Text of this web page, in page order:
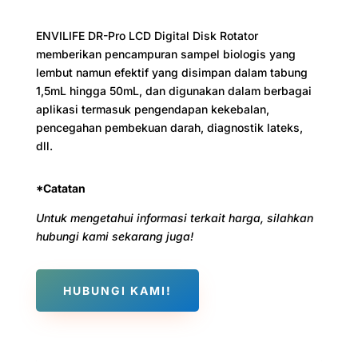
ENVILIFE DR-Pro LCD Digital Disk Rotator
memberikan pencampuran sampel biologis yang
lembut namun efektif yang disimpan dalam tabung
1,5mL hingga 50mL, dan digunakan dalam berbagai
aplikasi termasuk pengendapan kekebalan,
pencegahan pembekuan darah, diagnostik lateks,
dll.
*Catatan
Untuk mengetahui informasi terkait harga, silahkan
hubungi kami sekarang juga!
HUBUNGI KAMI!